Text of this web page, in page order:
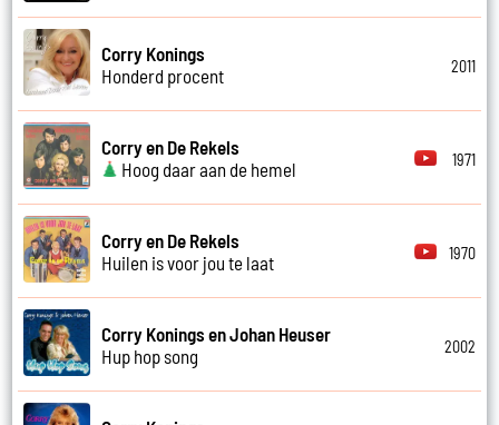
Corry Konings
Honderd procent
2011
Corry en De Rekels
Hoog daar aan de hemel
1971
Corry en De Rekels
Huilen is voor jou te laat
1970
Corry Konings en Johan Heuser
Hup hop song
2002